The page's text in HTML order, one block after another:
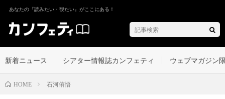
あなたの『読みたい・観たい』がここにある！
新着ニュース シアター情報誌カンフェティ ウェブマガジン
HOME 石河侑悟